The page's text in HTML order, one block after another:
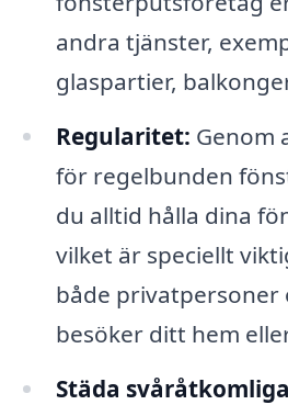
andra tjänster,
glaspartier,
Regularitet: Genom
för regelbunden
du alltid hålla dina
vilket är speciellt
både privatpersoner
besöker ditt hem
Städa